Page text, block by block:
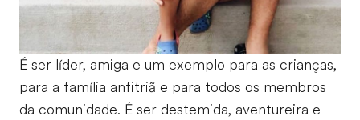
É ser líder, amiga e um exemplo para as crianças,
para a família anfitriã e para todos os membros
da comunidade. É ser destemida, aventureira e